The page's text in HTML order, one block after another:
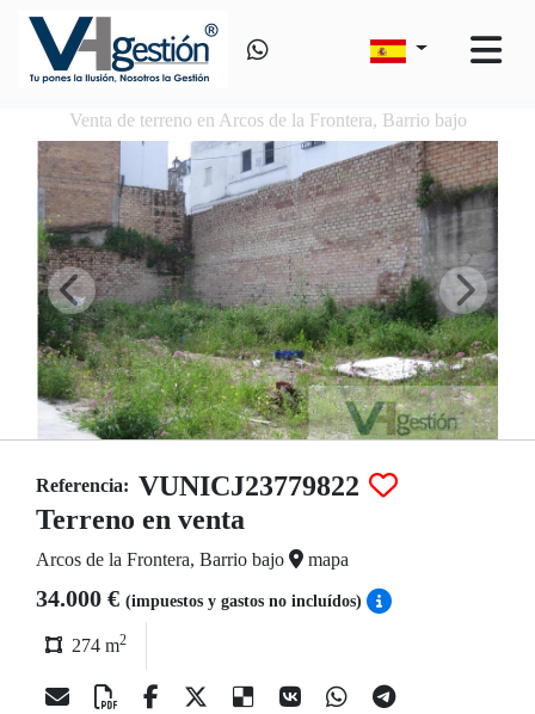
Venta de terreno en Arcos de la Frontera, Barrio bajo
Referencia: VUNICJ23779822
Terreno en venta
Arcos de la Frontera, Barrio bajo mapa
34.000 € (impuestos y gastos no incluídos)
274 m2